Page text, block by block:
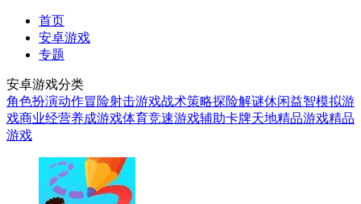
首页
安卓游戏
专题
安卓游戏分类
角色扮演动作冒险射击游戏战术策略探险解谜休闲益智模拟游
戏商业经营养成游戏体育竞速游戏辅助卡牌天地精品游戏精品
游戏